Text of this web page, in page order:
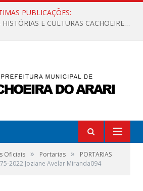
PUBLICAÇÕES:
A VALORIZAÇÃO DAS HISTÓRIAS E CULTURAS CACHOEIRENSES
Oficiais » Portarias »
PORTARIAS
2022 Joziane Avelar Miranda094